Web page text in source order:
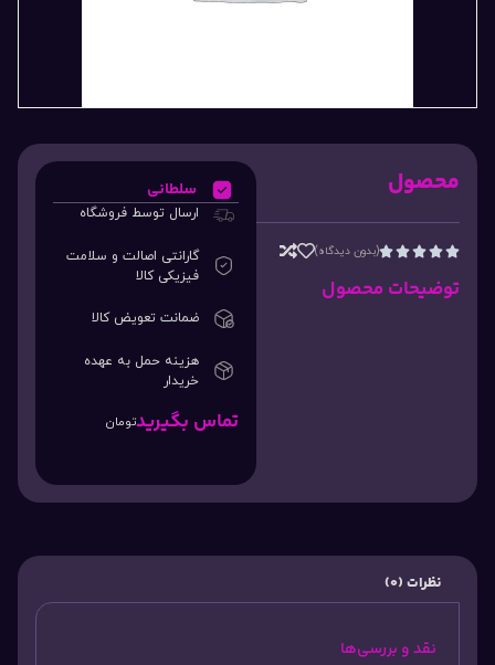
محصول




(بدون دیدگاه)
توضیحات محصول
سلطانی
ارسال توسط فروشگاه
گارانتی اصالت و سلامت
فیزیکی کالا
ضمانت تعویض کالا
هزینه حمل به عهده
خریدار
تماس بگیریدتومان
نظرات (0)
نقد و بررسی‌ها